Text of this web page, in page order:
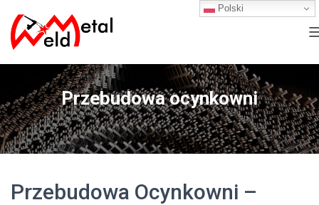
Przebudowa ocynkowni
Przebudowa Ocynkowni –
Polski